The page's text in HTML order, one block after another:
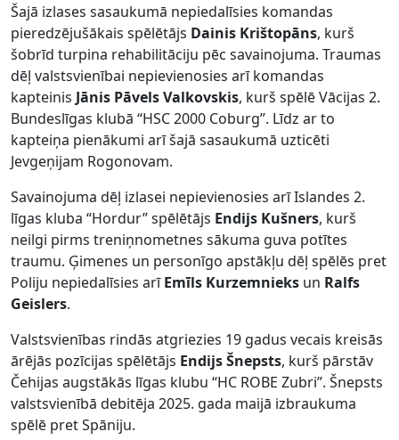
Šajā izlases sasaukumā nepiedalīsies komandas
pieredzējušākais spēlētājs Dainis Krištopāns, kurš
šobrīd turpina rehabilitāciju pēc savainojuma. Traumas
dēļ valstsvienībai nepievienosies arī komandas
kapteinis Jānis Pāvels Valkovskis, kurš spēlē Vācijas 2.
Bundeslīgas klubā “HSC 2000 Coburg”. Līdz ar to
kapteiņa pienākumi arī šajā sasaukumā uzticēti
Jevgeņijam Rogonovam.
Savainojuma dēļ izlasei nepievienosies arī Islandes 2.
līgas kluba “Hordur” spēlētājs Endijs Kušners, kurš
neilgi pirms treniņnometnes sākuma guva potītes
traumu. Ģimenes un personīgo apstākļu dēļ spēlēs pret
Poliju nepiedalīsies arīEmīls Kurzemnieks un Ralfs
Geislers.
Valstsvienības rindās atgriezies 19 gadus vecais kreisās
ārējās pozīcijas spēlētājs Endijs Šnepsts, kurš pārstāv
Čehijas augstākās līgas klubu “HC ROBE Zubri”. Šnepsts
valstsvienībā debitēja 2025. gada maijā izbraukuma
spēlē pret Spāniju.